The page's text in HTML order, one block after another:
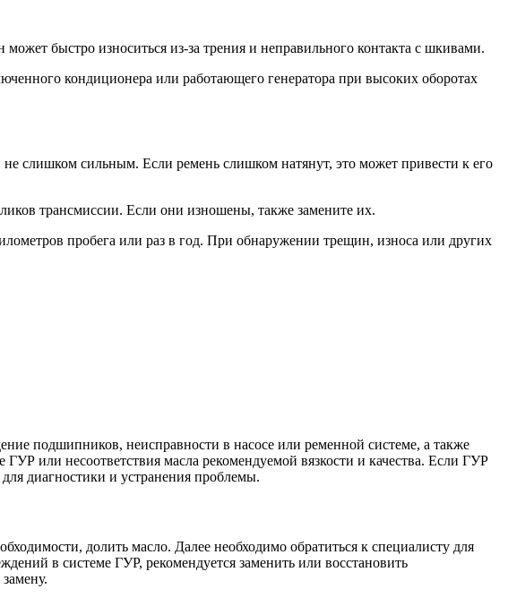
быстро износиться из-за трения и неправильного контакта с шкивами.
кондиционера или работающего генератора при высоких оборотах
слишком сильным. Если ремень слишком натянут, это может привести к его
трансмиссии. Если они изношены, также замените их.
пробега или раз в год. При обнаружении трещин, износа или других
подшипников, неисправности в насосе или ременной системе, а также
или несоответствия масла рекомендуемой вязкости и качества. Если ГУР
диагностики и устранения проблемы.
долить масло. Далее необходимо обратиться к специалисту для
в системе ГУР, рекомендуется заменить или восстановить